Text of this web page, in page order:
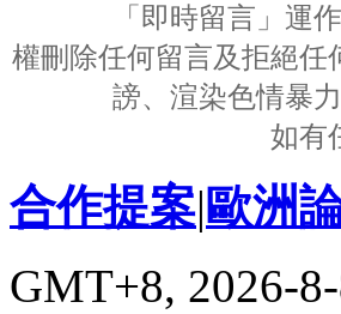
「即時留言」運
權刪除任何留言及拒絕任
謗、渲染色情暴
如有
合作提案|歐洲
GMT+8, 2026-